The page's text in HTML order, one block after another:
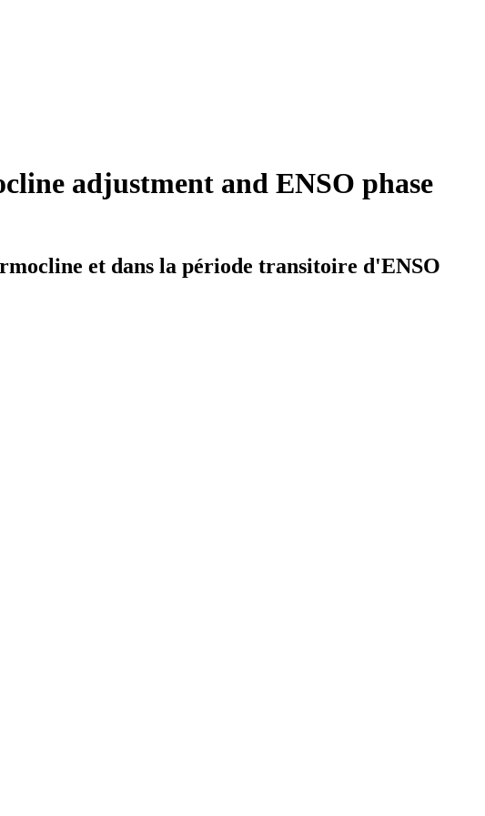
adjustment and ENSO phase
et dans la période transitoire d'ENSO